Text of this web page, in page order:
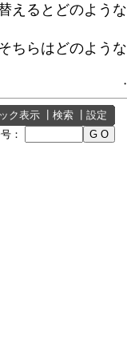
えるとどのよう
ちらはどのよう
ク表示 検索
設定
：